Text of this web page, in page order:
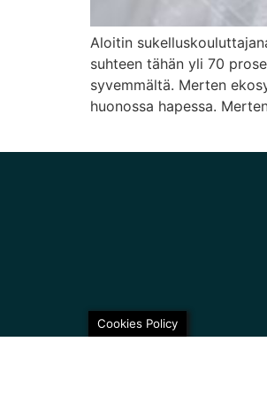
Aloitin
suhteen tähän yli 70
syvemmältä. Merten
huonossa hapessa.
Cookies Policy